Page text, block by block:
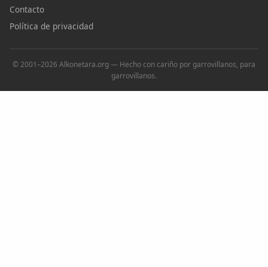
Contacto
Política de privacidad
© 2001–2026 Alkonetara.org — Hecho con cariño por garrovillanos, para
garrovillanos.